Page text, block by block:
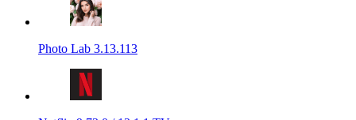
Photo Lab 3.13.113